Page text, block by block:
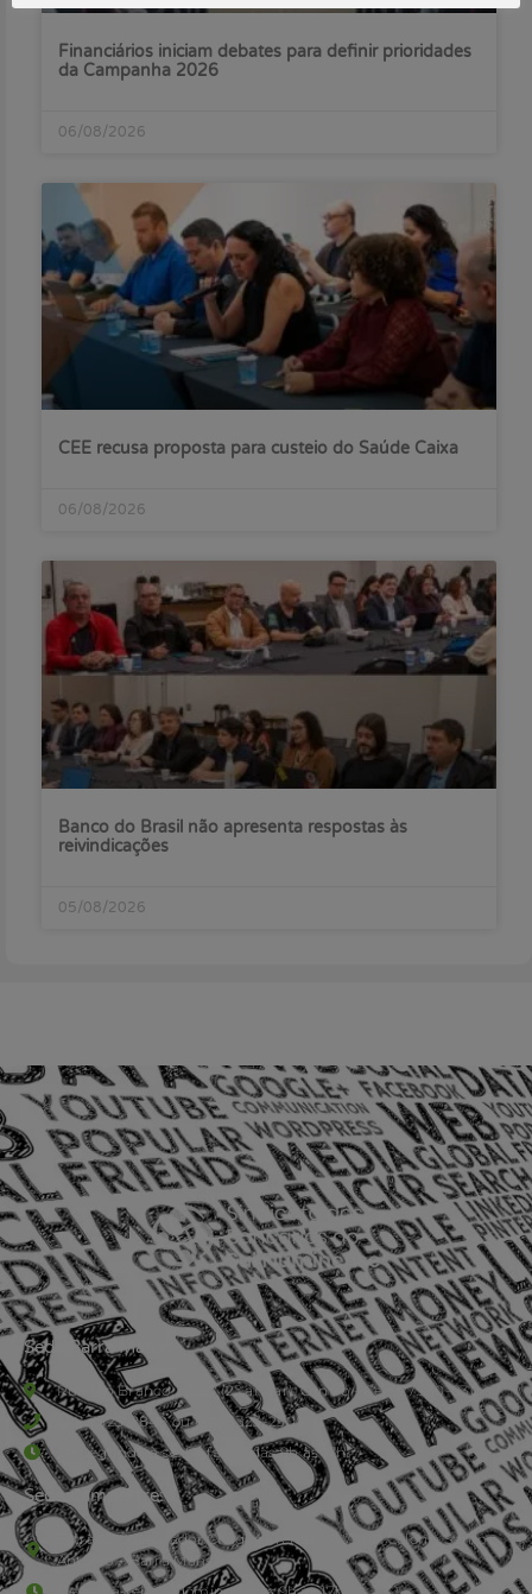
Financiários iniciam debates para definir prioridades
da Campanha 2026
06/08/2026
CEE recusa proposta para custeio do Saúde Caixa
06/08/2026
Banco do Brasil não apresenta respostas às
reivindicações
05/08/2026
Sede Barra Mansa
Rua Rio Branco, nº107 (2º andar), Centro - Cep: 27.330-030
(24) 3323-2848 ou (24) 3323-2500
De segunda à sexta-feira , das 9h às 17h.
Sede Campestre:
Estrada Governador Chagas Freitas – 3.780 – Colônia Santo
Antônio – Barra Mansa